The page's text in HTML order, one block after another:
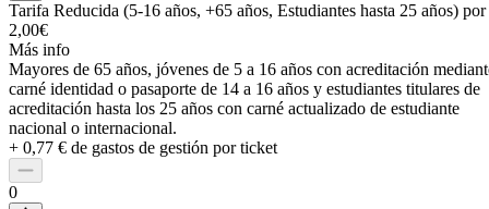
Tarifa Reducida (5-16 años, +65 años, Estudiantes hasta 25 años) por
2,00€
Más info
Mayores de 65 años, jóvenes de 5 a 16 años con acreditación
carné identidad o pasaporte de 14 a 16 años y estudiantes titulares de
acreditación hasta los 25 años con carné actualizado de estudiante
nacional o internacional.
+ 0,77 € de gastos de gestión por ticket
0